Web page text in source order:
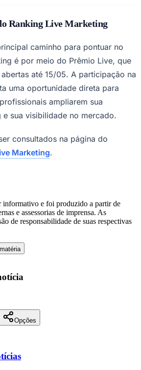
Ranking Live Marketing
caminho para pontuar no
é por meio do Prêmio Live, que
até 15/05. A participação na
uma oportunidade direta para
ampliarem sua
e sua visibilidade no mercado.
consultados na página do
Marketing.
informativo e foi produzido a partir de
e assessorias de imprensa. As
de responsabilidade de suas respectivas
Opções